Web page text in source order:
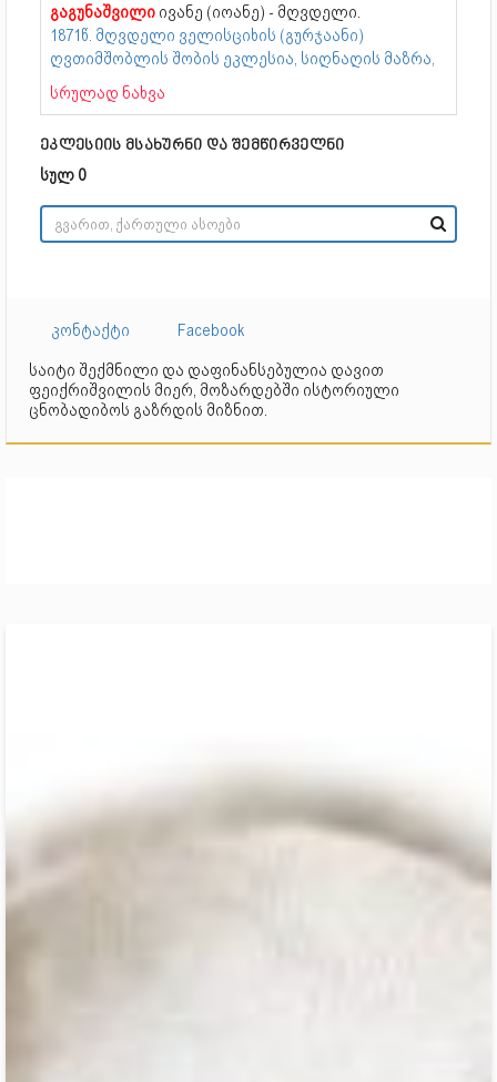
გაგუნაშვილი ივანე (იოანე) - მღვდელი.
1871წ. მღვდელი ველისციხის (გურჯაანი)
ღვთიმშობლის შობის ეკლესია, სიღნაღის მაზრა,
სრულად ნახვა
ეკლესიის მსახურნი და შემწირველნი
სულ 0
კონტაქტი
Facebook
საიტი შექმნილი და დაფინანსებულია დავით
ფეიქრიშვილის მიერ, მოზარდებში ისტორიული
ცნობადიბოს გაზრდის მიზნით.